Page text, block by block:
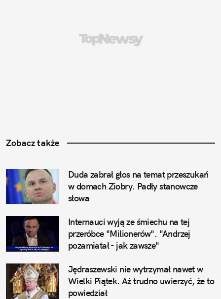
Zobacz także
Duda zabrał głos na temat przeszukań
w domach Ziobry. Padły stanowcze
słowa
Internauci wyją ze śmiechu na tej
przeróbce "Milionerów". "Andrzej
pozamiatał - jak zawsze"
Jędraszewski nie wytrzymał nawet w
Wielki Piątek. Aż trudno uwierzyć, że to
powiedział